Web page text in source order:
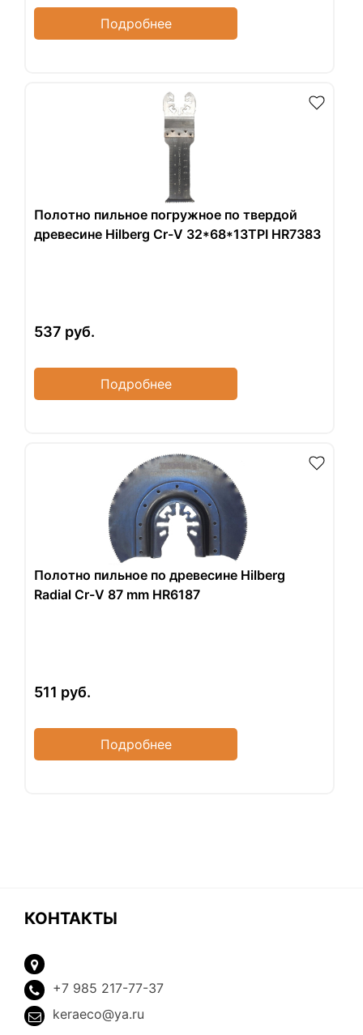
Подробнее
Полотно пильное погружное по твердой
древесине Hilberg Cr-V 32*68*13TPI HR7383
537 руб.
Подробнее
Полотно пильное по древесине Hilberg
Radial Cr-V 87 mm HR6187
511 руб.
Подробнее
КОНТАКТЫ
+7 985 217-77-37
keraeco@ya.ru